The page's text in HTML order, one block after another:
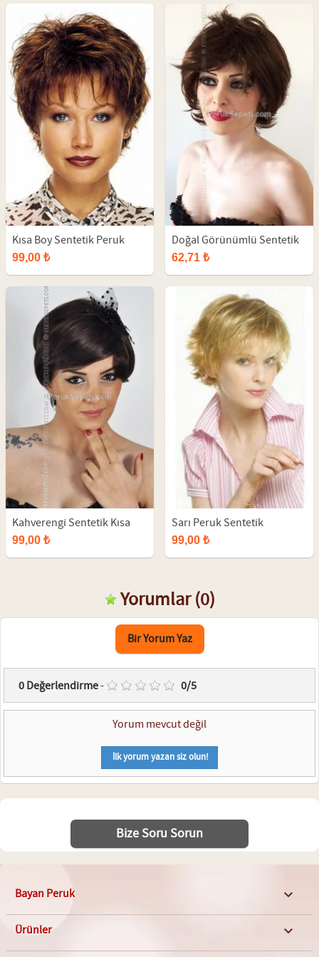
Kısa Boy Sentetik Peruk
99,00 ₺
Doğal Görünümlü Sentetik
Peruk
62,71 ₺
Kahverengi Sentetik Kısa
Bayan Peruk
99,00 ₺
Sarı Peruk Sentetik
99,00 ₺
Yorumlar(0)
Bir Yorum Yaz
0Değerlendirme- 0/5
Yorum mevcut değil
İlk yorum yazan siz olun!
Bize Soru Sorun
Bayan Peruk 
Ürünler 